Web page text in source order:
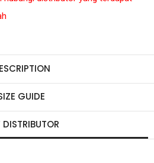
GUIDE
DISTRIBUTOR